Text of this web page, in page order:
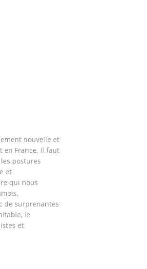
nouvelle et
en France. Il faut
postures
et
qui nous
de surprenantes
le
et